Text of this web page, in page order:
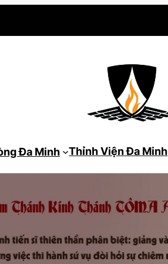
Đa Minh Thỉnh Viện Đa Minh